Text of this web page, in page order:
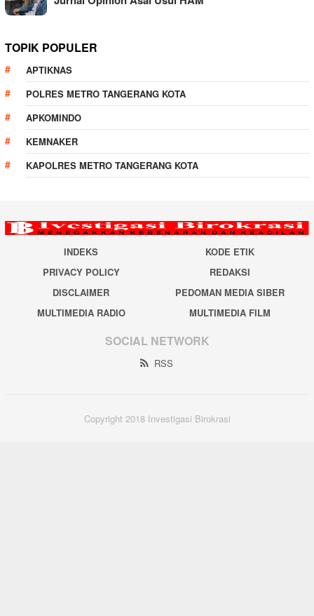
TOPIK POPULER
APTIKNAS
POLRES METRO TANGERANG KOTA
APKOMINDO
KEMNAKER
KAPOLRES METRO TANGERANG KOTA
INDEKS
KODE ETIK
PRIVACY POLICY
REDAKSI
DISCLAIMER
PEDOMAN MEDIA SIBER
MULTIMEDIA RADIO
MULTIMEDIA FILM
SOCIAL NETWORK
RSS
Copyright 2018 Investigasi Birokrasi